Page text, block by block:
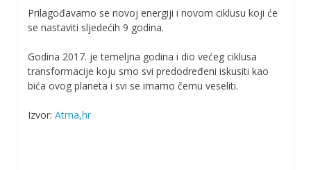
Prilagođavamo se novoj energiji i novom ciklusu koji će
se nastaviti sljedećih 9 godina.
Godina 2017. je temeljna godina i dio većeg ciklusa
transformacije koju smo svi predodređeni iskusiti kao
bića ovog planeta i svi se imamo čemu veseliti.
Izvor: Atma,hr